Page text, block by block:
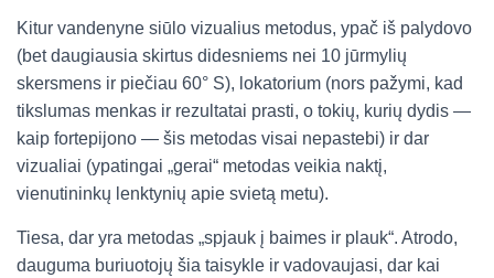
Kitur vandenyne siūlo vizualius metodus, ypač iš palydovo
(bet daugiausia skirtus didesniems nei 10 jūrmylių
skersmens ir piečiau 60° S), lokatorium (nors pažymi, kad
tikslumas menkas ir rezultatai prasti, o tokių, kurių dydis —
kaip fortepijono — šis metodas visai nepastebi) ir dar
vizualiai (ypatingai „gerai“ metodas veikia naktį,
vienutininkų lenktynių apie svietą metu).
Tiesa, dar yra metodas „spjauk į baimes ir plauk“. Atrodo,
dauguma buriuotojų šia taisykle ir vadovaujasi, dar kai